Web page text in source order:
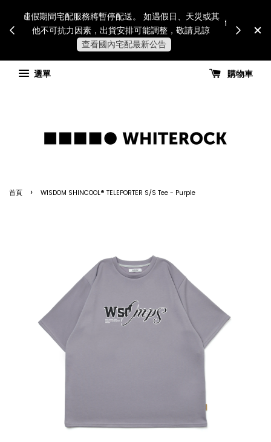
連假期間宅配服務將暫停配送。 如遇假日、天災或其
他不可抗力因素，出貨安排可能調整，敬請見諒
查看國內宅配最新公告
for all
國
選單
購物車
首頁 › WISDOM SHINCOOL® TELEPORTER S/S Tee - Purple